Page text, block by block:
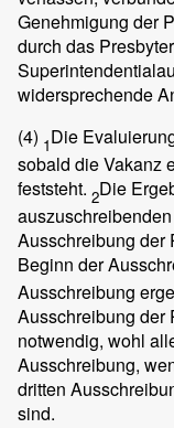
Genehmigung der
durch das
widersprechende
(4) 1Die
sobald die Vakanz
feststeht. 2Die
Ausschreibung der
Beginn der
Ausschreibung
Ausschreibung der
notwendig, wohl
Ausschreibung,
dritten
sind.